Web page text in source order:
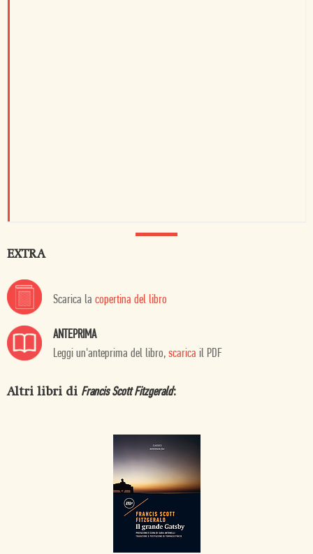
EXTRA
Scarica la copertina del libro
ANTEPRIMA
Leggi un'anteprima del libro, scarica il PDF
Altri libri di Francis Scott Fitzgerald: